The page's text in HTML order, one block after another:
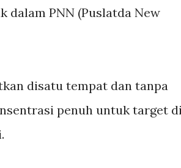
dalam PNN (Puslatda New
disatu tempat dan tanpa
penuh untuk target